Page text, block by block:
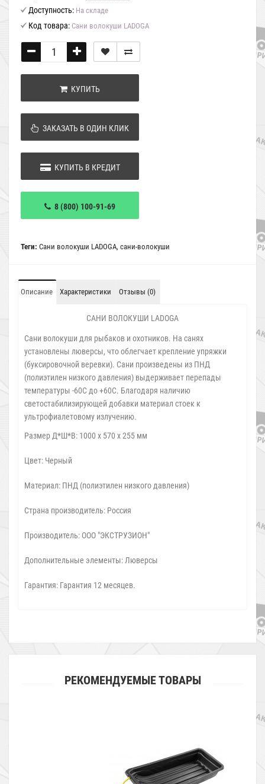
Доступность: На складе
Код товара: Сани волокуши LADOGA
КУПИТЬ
ЗАКАЗАТЬ В ОДИН КЛИК
КУПИТЬ В КРЕДИТ
8 (800) 100-91-69
Теги: Сани волокуши LADOGA, сани-волокуши
Описание Характеристики Отзывы (0)
САНИ ВОЛОКУШИ LADOGA
Сани волокуши для рыбаков и охотников. На санях
установлены люверсы, что облегчает крепление упряжки
(буксировочной веревки). Сани произведены из ПНД
(полиэтилен низкого давления) выдерживает перепады
температуры -60С до +60С. Благодаря наличию
светостабилизирующей добавки материал стоек к
ультрофиалетовому излучению.
Размер Д*Ш*В: 1000 х 570 х 255 мм
Цвет: Черный
Материал: ПНД (полиэтилен низкого давления)
Страна производитель: Россия
Производитель: ООО "ЭКСТРУЗИОН"
Дополнительные элементы: Люверсы
Гарантия: Гарантия 12 месяцев.
РЕКОМЕНДУЕМЫЕ ТОВАРЫ